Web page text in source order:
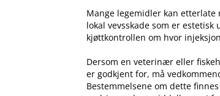
Mange legemidler kan
lokal vevsskade som er
kjøttkontrollen om hvor
Dersom en veterinær eller
er godkjent for, må
Bestemmelsene om dette